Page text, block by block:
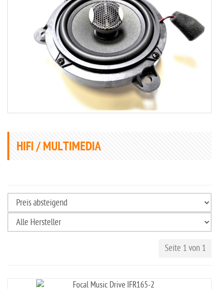
HIFI / MULTIMEDIA
Seite 1 von 1